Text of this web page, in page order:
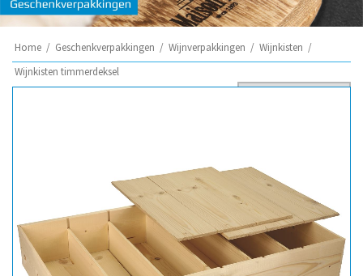
Home / Geschenkverpakkingen / Wijnverpakkingen / Wijnkisten /
Wijnkisten timmerdeksel